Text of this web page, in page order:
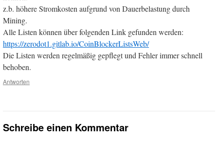
z.b. höhere Stromkosten aufgrund von Dauerbelastung durch
Mining.
Alle Listen können über folgenden Link gefunden werden:
https://zerodot1.gitlab.io/CoinBlockerListsWeb/
Die Listen werden regelmäßig gepflegt und Fehler immer schnell
behoben.
Antworten
Schreibe einen Kommentar